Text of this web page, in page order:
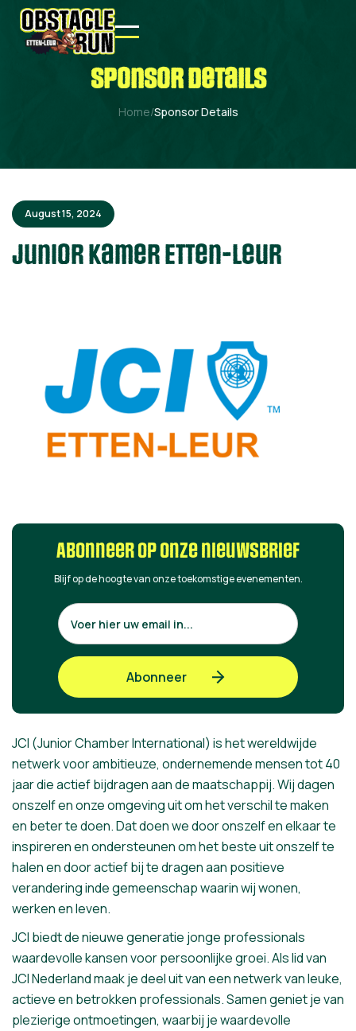
sponsor details
Home/Sponsor Details
August 15, 2024
Junior Kamer Etten-Leur
JCI (Junior Chamber International) is het wereldwijde
netwerk voor ambitieuze, ondernemende mensen tot 40
jaar die actief bijdragen aan de maatschappij. Wij dagen
onszelf en onze omgeving uit om het verschil te maken
en beter te doen. Dat doen we door onszelf en elkaar te
inspireren en ondersteunen om het beste uit onszelf te
halen en door actief bij te dragen aan positieve
verandering inde gemeenschap waarin wij wonen,
werken en leven.
JCI biedt de nieuwe generatie jonge professionals
waardevolle kansen voor persoonlijke groei. Als lid van
JCI Nederland maak je deel uit van een netwerk van leuke,
actieve en betrokken professionals. Samen geniet je van
plezierige ontmoetingen, waarbij je waardevolle
Abonneer op onze nieuwsbrief
Blijf op de hoogte van onze toekomstige evenementen.